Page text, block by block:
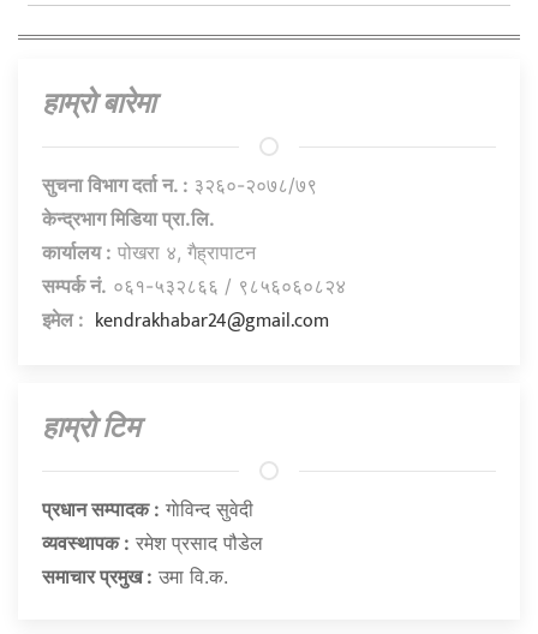
हाम्राे बारेमा
सुचना विभाग दर्ता न. : ३२६०-२०७८/७९
केन्द्रभाग मिडिया प्रा.लि.
कार्यालय : पोखरा ४, गैह्रापाटन
सम्पर्क नं. ०६१-५३२८६६ / ९८५६०६०८२४
इमेल : kendrakhabar24@gmail.com
हाम्राे टिम
प्रधान सम्पादक : गाेविन्द सुवेदी
व्यवस्थापक : रमेश प्रसाद पौडेल
समाचार प्रमुख : उमा वि.क.